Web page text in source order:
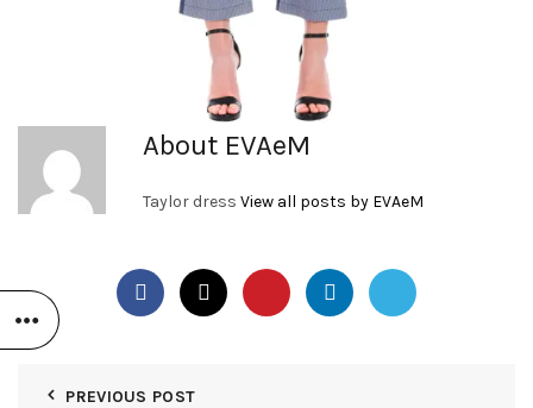
About EVAeM
Taylor dress View all posts by EVAeM
PREVIOUS POST